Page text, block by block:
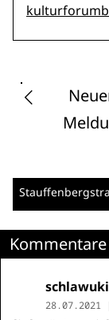
Kommentare
schlawuki